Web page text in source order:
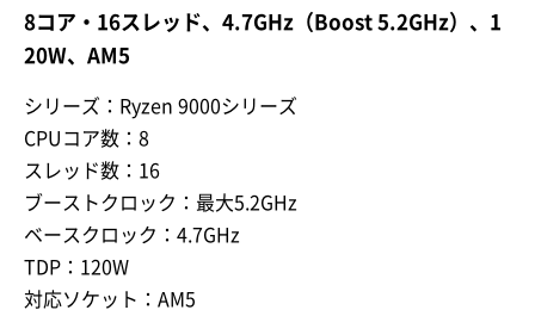
8コア・16スレッド、4.7GHz（Boost 5.2GHz）、1
20W、AM5
シリーズ：Ryzen 9000シリーズ
CPUコア数：8
スレッド数：16
ブーストクロック：最大5.2GHz
ベースクロック：4.7GHz
TDP：120W
対応ソケット：AM5